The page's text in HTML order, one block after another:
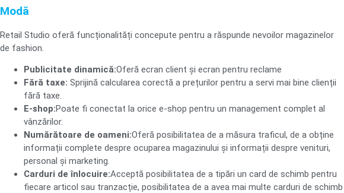
Modă
Retail Studio oferă funcționalități concepute pentru a răspunde nevoilor magazinelor
de fashion.
Publicitate dinamică:Oferă ecran client și ecran pentru reclame
Fără taxe: Sprijină calcularea corectă a prețurilor pentru a servi mai bine clienții
fără taxe.
E-shop:Poate fi conectat la orice e-shop pentru un management complet al
vânzărilor.
Numărătoare de oameni:Oferă posibilitatea de a măsura traficul, de a obține
informații complete despre ocuparea magazinului și informații despre venituri,
personal și marketing.
Carduri de înlocuire:Acceptă posibilitatea de a tipări un card de schimb pentru
fiecare articol sau tranzacție, posibilitatea de a avea mai multe carduri de schimb